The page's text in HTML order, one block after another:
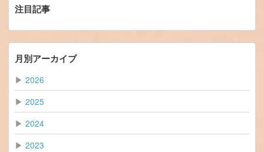
注目記事
月別アーカイブ
▶ 2026
▶ 2025
▶ 2024
▶ 2023